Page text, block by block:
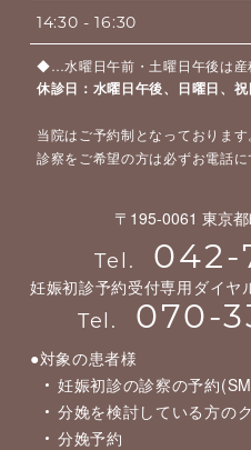
14:30 - 16:30
◆…水曜日午前・土曜日午後は産
休診日：水曜日午後、日曜日、祝
当院はご予約制となっております
診察をご希望の方は必ずお電話に
〒195-0061 東京
Tel. 042-
妊娠初診予約受付専用ダイヤ
Tel. 070-
●対象の患者様
妊娠初診の診察の予約
分娩を検討している方の
分娩予約